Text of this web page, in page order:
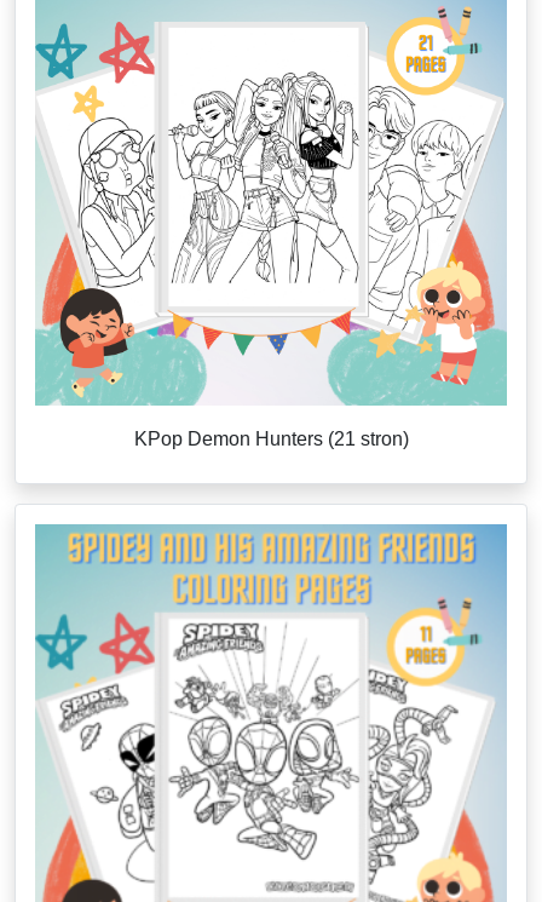
KPop Demon Hunters (21 stron)